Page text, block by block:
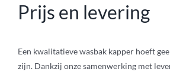
Prijs en levering
Een kwalitatieve wasbak kapper hoeft
zijn. Dankzij onze samenwerking met